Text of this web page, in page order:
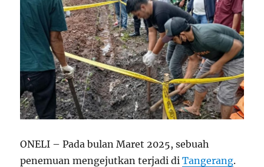
ONELI – Pada bulan Maret 2025, sebuah
penemuan mengejutkan terjadi diTangerang.